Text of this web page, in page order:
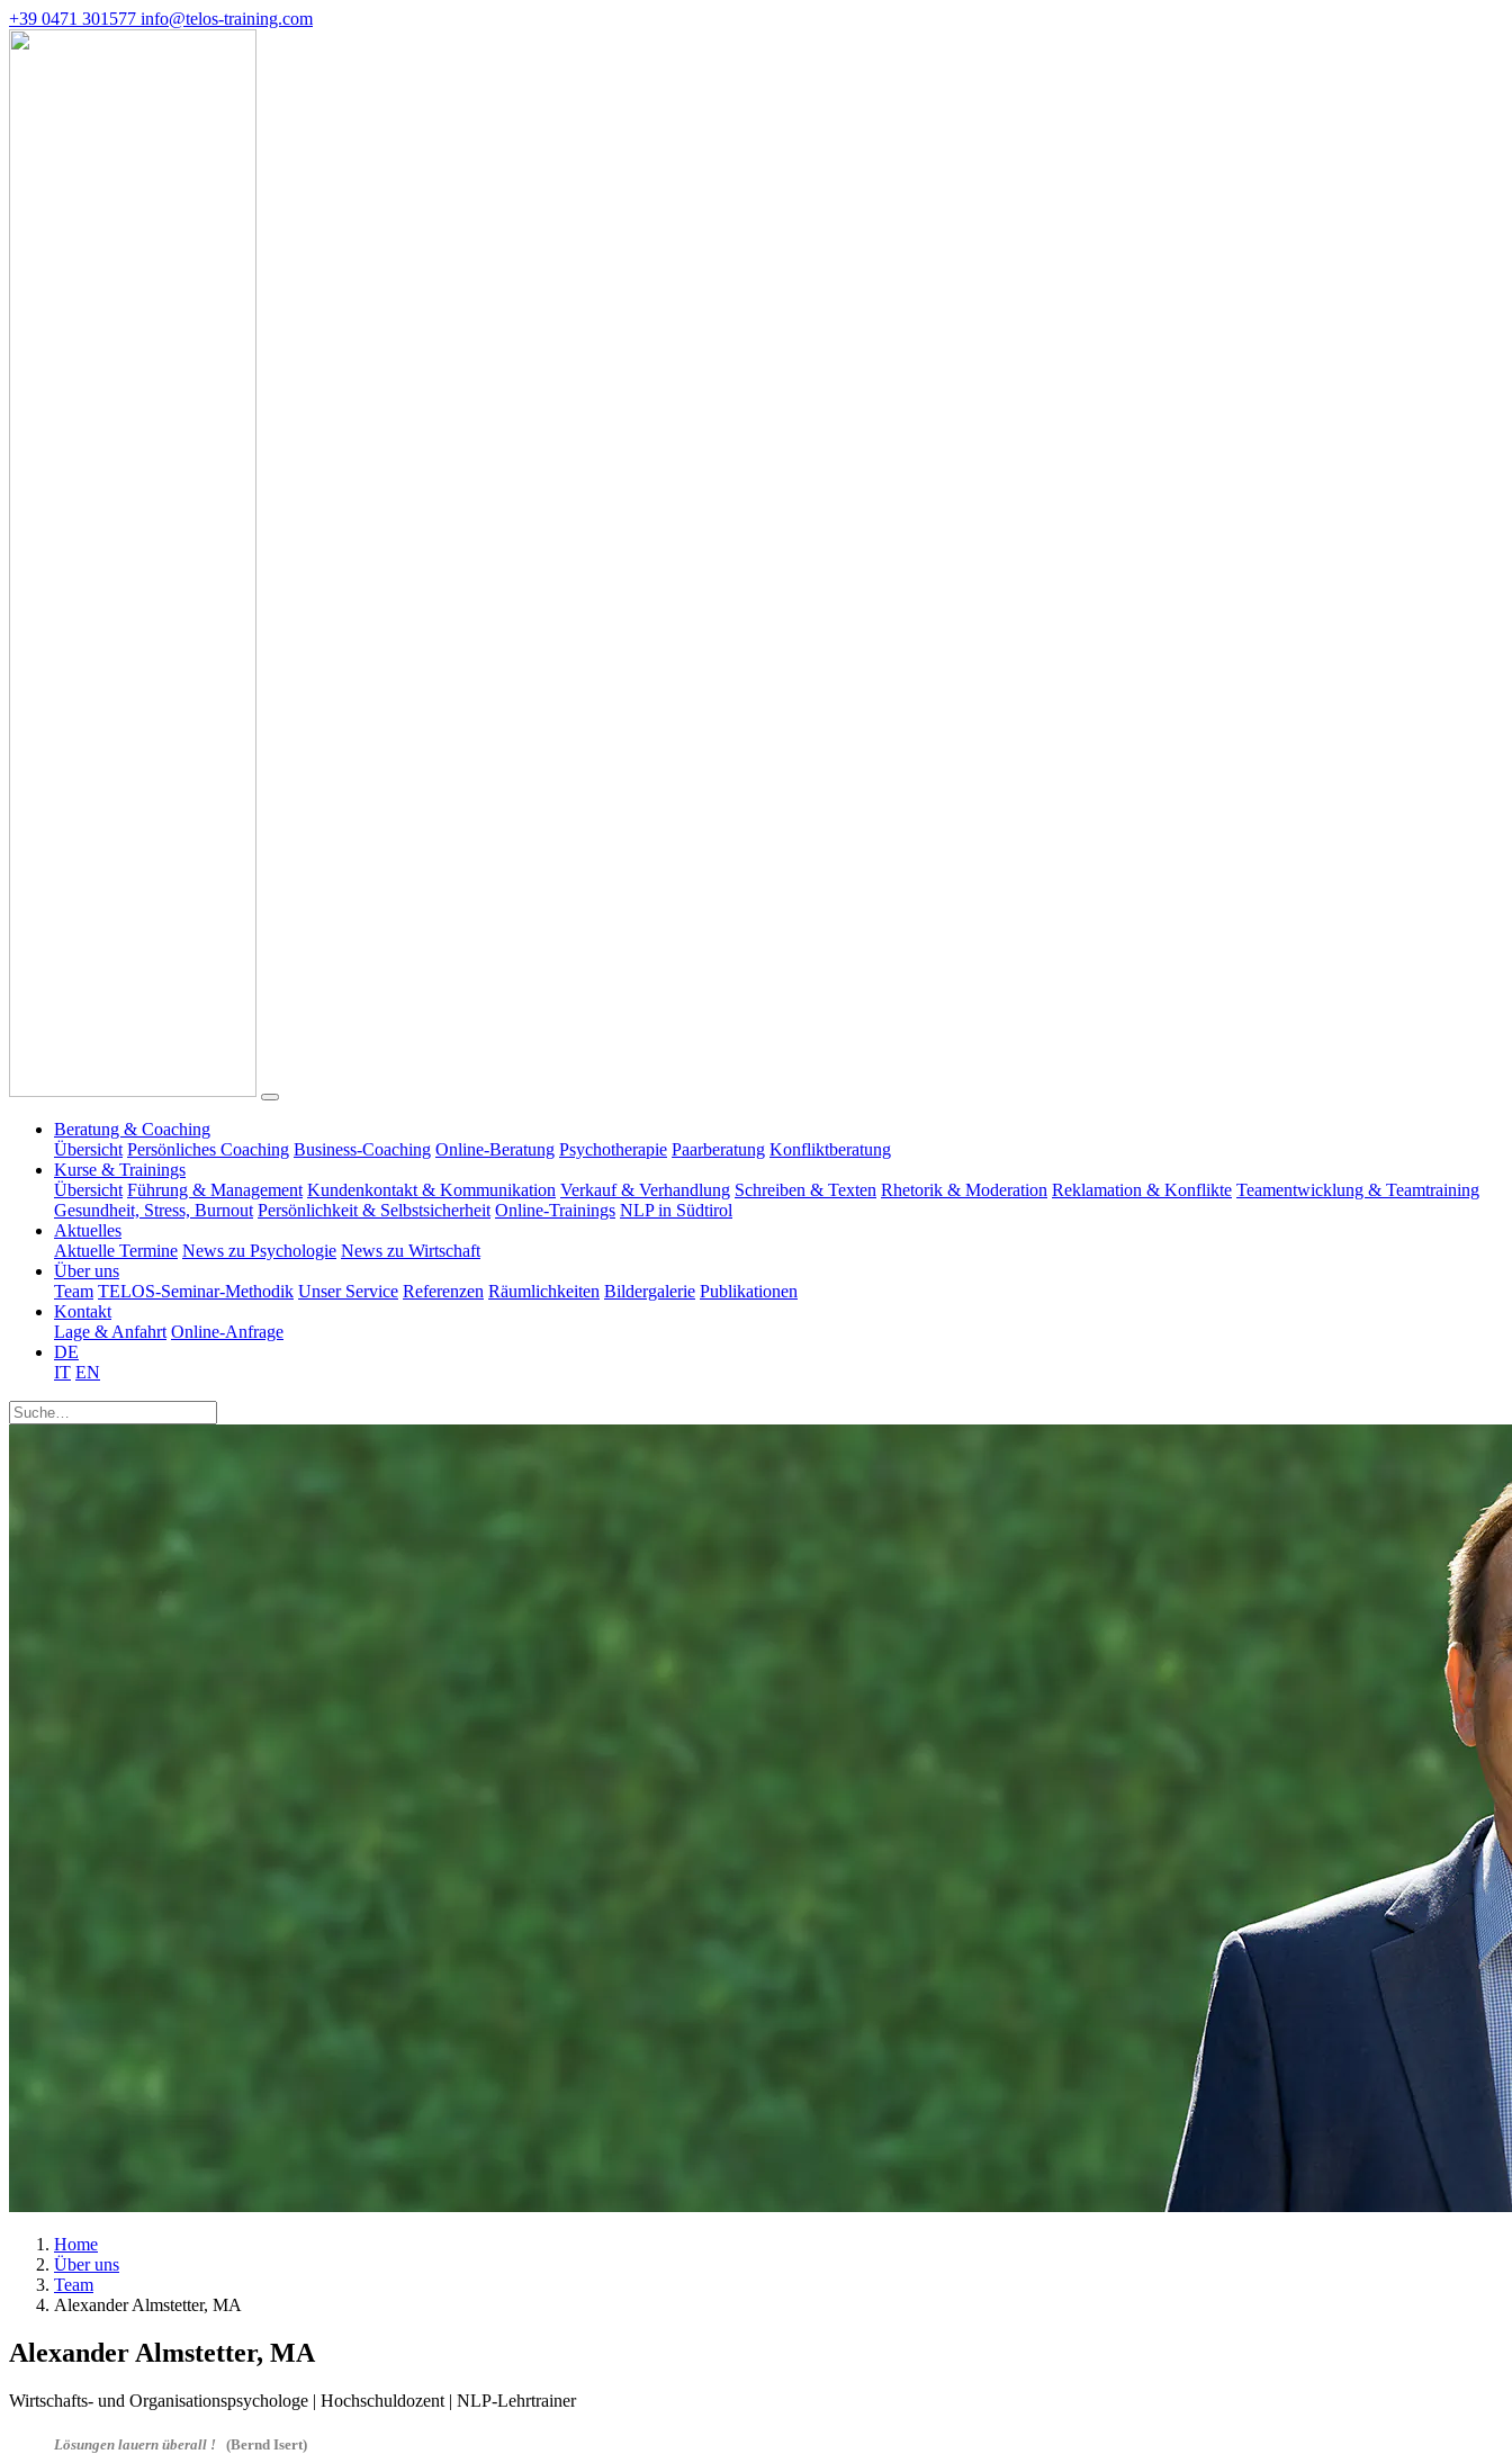
+39 0471 301577 info@telos-training.com
Beratung & Coaching
Übersicht Persönliches Coaching Business-Coaching Online-Beratung Psychotherapie Paarberatung Konfliktberatung
Kurse & Trainings
Übersicht Führung & Management Kundenkontakt & Kommunikation Verkauf & Verhandlung Schreiben & Texten Rhetorik & Moderation Reklamation & Konflikte Teamentwicklung & Teamtraining
Gesundheit, Stress, Burnout Persönlichkeit & Selbstsicherheit Online-Trainings NLP in Südtirol
Aktuelles
Aktuelle Termine News zu Psychologie News zu Wirtschaft
Über uns
Team TELOS-Seminar-Methodik Unser Service Referenzen Räumlichkeiten Bildergalerie Publikationen
Kontakt
Lage & Anfahrt Online-Anfrage
DE
IT EN
Home
Über uns
Team
Alexander Almstetter, MA
Alexander Almstetter, MA
Wirtschafts- und Organisationspsychologe | Hochschuldozent | NLP-Lehrtrainer
Lösungen lauern überall ! (Bernd Isert)